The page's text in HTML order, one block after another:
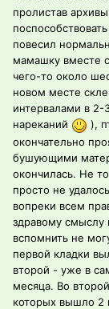
пролистав
повесил
мамашку вместе
чего-то около
новом месте
интервалами в
нареканий
),
окончательно
бушующими
окончилась. Не
просто не
вопреки всем
здравому смыслу
вспомнить не
первой кладки
второй - уже в
месяца. Во
которых вышло 2